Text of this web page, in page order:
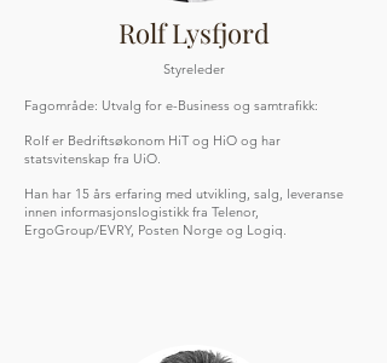
Rolf Lysfjord
Styreleder
Fagområde: Utvalg for e-Business og samtrafikk:
Rolf er Bedriftsøkonom HiT og HiO og har
statsvitenskap fra UiO.
Han har 15 års erfaring med utvikling, salg, leveranse
innen informasjonslogistikk fra Telenor,
ErgoGroup/EVRY, Posten Norge og Logiq.